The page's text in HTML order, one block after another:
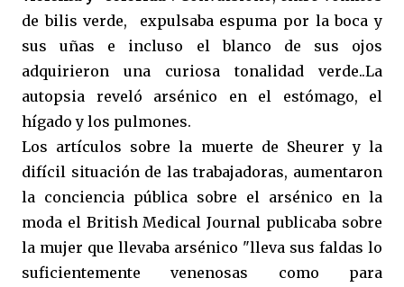
de bilis verde, expulsaba espuma por la boca y
sus uñas e incluso el blanco de sus ojos
adquirieron una curiosa tonalidad verde..La
autopsia reveló arsénico en el estómago, el
hígado y los pulmones.
Los artículos sobre la muerte de Sheurer y la
difícil situación de las trabajadoras, aumentaron
la conciencia pública sobre el arsénico en la
moda el British Medical Journal publicaba sobre
la mujer que llevaba arsénico "lleva sus faldas lo
suficientemente venenosas como para